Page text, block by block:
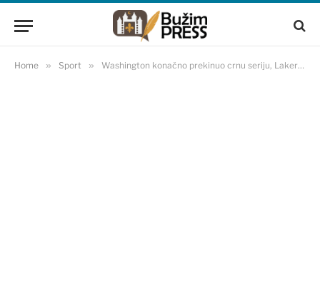
Home » Sport » Washington konačno prekinuo crnu seriju, Lakersi napravili veliko iznenađenje